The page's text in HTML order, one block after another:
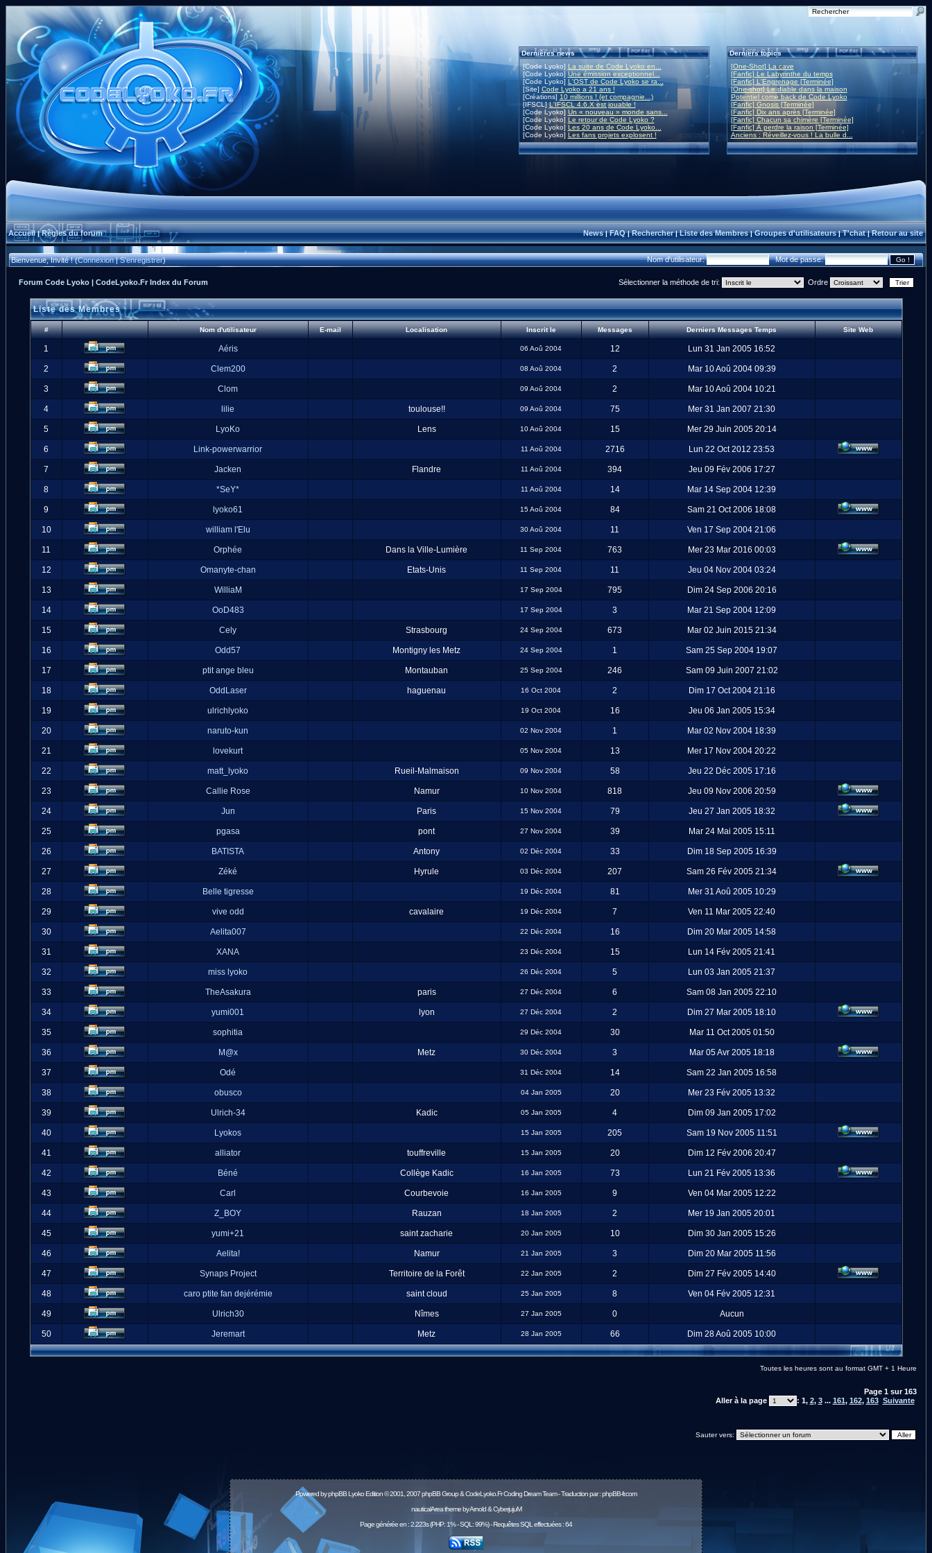
Dernières news
[Code Lyoko] La suite de Code Lyoko en...
[Code Lyoko]Une émission exceptionnel...
[Code Lyoko] L'OST de Code Lyoko se ra...
[Site] Code Lyoko a 21 ans !
[Créations] 10 millions ! (et compagnie...)
[IFSCL]L'IFSCL 4.6.X est jouable !
[Code Lyoko] Un « nouveau » monde sans...
[Code Lyoko] Le retour de Code Lyoko ?
[Code Lyoko] Les 20 ans de Code Lyoko...
[Code Lyoko] Les fans projets explosent !
Derniers topics
[One-Shot] La cave
[Fanfic] Le Labyrinthe du temps
[Fanfic] L'Engrenage [Terminée]
[One-shot] Le diable dans la maison
Potentiel come back de Code Lyoko
[Fanfic] Gnosis [Terminée]
[Fanfic] Dix ans après [Terminée]
[Fanfic] Chacun sa chimère [Terminée]
[Fanfic] À perdre la raison [Terminée]
Anciens : Réveillez-vous ! La bulle d...
Accueil|Règles du forum News|FAQ|Rechercher|Liste des Membres|Groupes d'utilisateurs|T'chat|Retour au site
Bienvenue, Invité ! (Connexion|S'enregistrer) Nom d'utilisateur: Mot de passe:
Forum Code Lyoko | CodeLyoko.Fr Index du Forum Sélectionner la méthode de tri: Ordre
Liste des Membres
# Nom d'utilisateur E-mail Localisation Inscrit le Messages Derniers Messages Temps Site Web
1 Aéris 06 Aoû 2004 12 Lun 31 Jan 2005 16:52
2 Clem200 08 Aoû 2004 2 Mar 10 Aoû 2004 09:39
3 Clom 09 Aoû 2004 2 Mar 10 Aoû 2004 10:21
4 lilie toulouse!! 09 Aoû 2004 75 Mer 31 Jan 2007 21:30
5 LyoKo Lens 10 Aoû 2004 15 Mer 29 Juin 2005 20:14
6 Link-powerwarrior 11 Aoû 2004 2716 Lun 22 Oct 2012 23:53
7 Jacken Flandre 11 Aoû 2004 394 Jeu 09 Fév 2006 17:27
8 *SeY* 11 Aoû 2004 14 Mar 14 Sep 2004 12:39
9 lyoko61 15 Aoû 2004 84 Sam 21 Oct 2006 18:08
10 william l'Elu 30 Aoû 2004 11 Ven 17 Sep 2004 21:06
11 Orphée Dans la Ville-Lumière 11 Sep 2004 763 Mer 23 Mar 2016 00:03
12 Omanyte-chan Etats-Unis 11 Sep 2004 11 Jeu 04 Nov 2004 03:24
13 WilliaM 17 Sep 2004 795 Dim 24 Sep 2006 20:16
14 OoD483 17 Sep 2004 3 Mar 21 Sep 2004 12:09
15 Cely Strasbourg 24 Sep 2004 673 Mar 02 Juin 2015 21:34
16 Odd57 Montigny les Metz 24 Sep 2004 1 Sam 25 Sep 2004 19:07
17 ptit ange bleu Montauban 25 Sep 2004 246 Sam 09 Juin 2007 21:02
18 OddLaser haguenau 16 Oct 2004 2 Dim 17 Oct 2004 21:16
19 ulrichlyoko 19 Oct 2004 16 Jeu 06 Jan 2005 15:34
20 naruto-kun 02 Nov 2004 1 Mar 02 Nov 2004 18:39
21 lovekurt 05 Nov 2004 13 Mer 17 Nov 2004 20:22
22 matt_lyoko Rueil-Malmaison 09 Nov 2004 58 Jeu 22 Déc 2005 17:16
23 Callie Rose Namur 10 Nov 2004 818 Jeu 09 Nov 2006 20:59
24 Jun Paris 15 Nov 2004 79 Jeu 27 Jan 2005 18:32
25 pgasa pont 27 Nov 2004 39 Mar 24 Mai 2005 15:11
26 BATISTA Antony 02 Déc 2004 33 Dim 18 Sep 2005 16:39
27 Zéké Hyrule 03 Déc 2004 207 Sam 26 Fév 2005 21:34
28 Belle tigresse 19 Déc 2004 81 Mer 31 Aoû 2005 10:29
29 vive odd cavalaire 19 Déc 2004 7 Ven 11 Mar 2005 22:40
30 Aelita007 22 Déc 2004 16 Dim 20 Mar 2005 14:58
31 XANA 23 Déc 2004 15 Lun 14 Fév 2005 21:41
32 miss lyoko 26 Déc 2004 5 Lun 03 Jan 2005 21:37
33 TheAsakura paris 27 Déc 2004 6 Sam 08 Jan 2005 22:10
34 yumi001 lyon 27 Déc 2004 2 Dim 27 Mar 2005 18:10
35 sophitia 29 Déc 2004 30 Mar 11 Oct 2005 01:50
36 M@x Metz 30 Déc 2004 3 Mar 05 Avr 2005 18:18
37 Odé 31 Déc 2004 14 Sam 22 Jan 2005 16:58
38 obusco 04 Jan 2005 20 Mer 23 Fév 2005 13:32
39 Ulrich-34 Kadic 05 Jan 2005 4 Dim 09 Jan 2005 17:02
40 Lyokos 15 Jan 2005 205 Sam 19 Nov 2005 11:51
41 alliator touffreville 15 Jan 2005 20 Dim 12 Fév 2006 20:47
42 Béné Collège Kadic 16 Jan 2005 73 Lun 21 Fév 2005 13:36
43 Carl Courbevoie 16 Jan 2005 9 Ven 04 Mar 2005 12:22
44 Z_BOY Rauzan 18 Jan 2005 2 Mer 19 Jan 2005 20:01
45 yumi+21 saint zacharie 20 Jan 2005 10 Dim 30 Jan 2005 15:26
46 Aelita! Namur 21 Jan 2005 3 Dim 20 Mar 2005 11:56
47 Synaps Project Territoire de la Forêt 22 Jan 2005 2 Dim 27 Fév 2005 14:40
48 caro ptite fan dejérémie saint cloud 25 Jan 2005 8 Ven 04 Fév 2005 12:31
49 Ulrich30 Nîmes 27 Jan 2005 0 Aucun
50 Jeremart Metz 28 Jan 2005 66 Dim 28 Aoû 2005 10:00
Toutes les heures sont au format GMT + 1 Heure
Page 1sur163
Aller à la page
: 1, 2, 3... 161, 162, 163 Suivante
Sauter vers:
Powered byphpBBLyoko Edition © 2001, 2007 phpBB Group & CodeLyoko.Fr Coding Dream Team - Traduction par :phpBB-fr.com
nauticalArea theme by Arnold & CyberjujuM
Page générée en : 2.223s (PHP: 1% - SQL: 99%) - Requêtes SQL effectuées : 64